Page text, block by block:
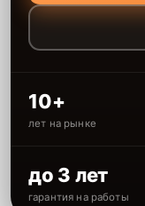
10+
лет на рынке
до 3 лет
гарантия на работы